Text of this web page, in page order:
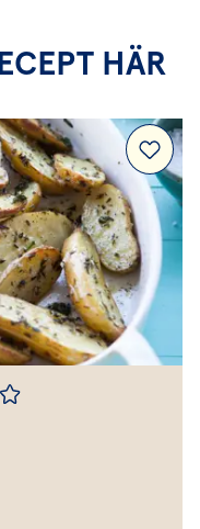
HÄR